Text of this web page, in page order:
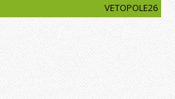
VETOPOLE26